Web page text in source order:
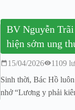
BV Nguyễn
hiện sớm ung
15/04/2026
1109
Sinh thời, Bác Hồ
nhở “Lương y phải